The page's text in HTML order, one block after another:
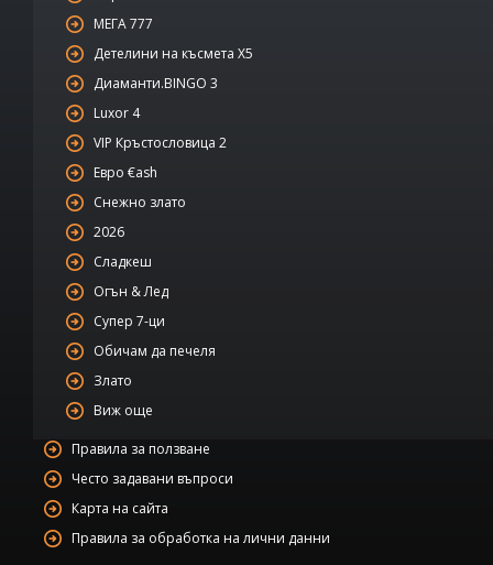
МЕГА 777
Детелини на късмета Х5
Диаманти.BINGO 3
Luxor 4
VIP Кръстословица 2
Евро €ash
Снежно злато
2026
Сладкеш
Огън & Лед
Супер 7-ци
Обичам да печеля
Злато
Виж още
Правила за ползване
Често задавани въпроси
Карта на сайта
Правила за обработка на лични данни